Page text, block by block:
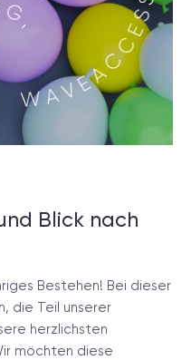
Blick nach
Bestehen! Bei dieser
die Teil unserer
herzlichsten
möchten diese
, All Rights Reserved.